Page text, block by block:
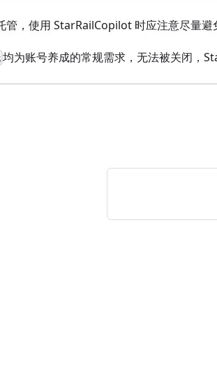
，使用 StarRailCopilot 时应注意尽量避
均为账号养成的常规需求，无法被关闭，